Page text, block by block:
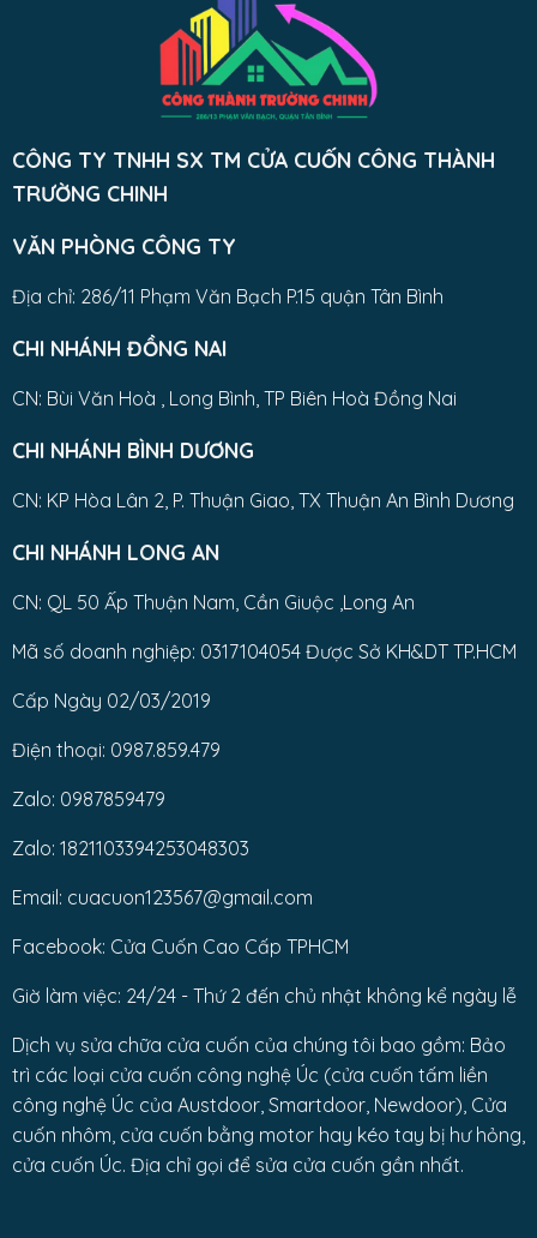
CÔNG TY TNHH SX TM CỬA CUỐN CÔNG THÀNH
TRƯỜNG CHINH
VĂN PHÒNG CÔNG TY
Địa chỉ: 286/11 Phạm Văn Bạch P.15 quận Tân Bình
CHI NHÁNH ĐỒNG NAI
CN: Bùi Văn Hoà , Long Bình, TP Biên Hoà Đồng Nai
CHI NHÁNH BÌNH DƯƠNG
CN: KP Hòa Lân 2, P. Thuận Giao, TX Thuận An Bình Dương
CHI NHÁNH LONG AN
CN: QL 50 Ấp Thuận Nam, Cần Giuộc ,Long An
Mã số doanh nghiệp: 0317104054 Được Sở KH&DT TP.HCM
Cấp Ngày 02/03/2019
Điện thoại: 0987.859.479
Zalo: 0987859479
Zalo: 1821103394253048303
Email: cuacuon123567@gmail.com
Facebook: Cửa Cuốn Cao Cấp TPHCM
Giờ làm việc: 24/24 - Thứ 2 đến chủ nhật không kể ngày lễ
Dịch vụ sửa chữa cửa cuốn của chúng tôi bao gồm: Bảo
trì các loại cửa cuốn công nghệ Úc (cửa cuốn tấm liền
công nghệ Úc của Austdoor, Smartdoor, Newdoor), Cửa
cuốn nhôm, cửa cuốn bằng motor hay kéo tay bị hư hỏng,
cửa cuốn Úc. Địa chỉ gọi để sửa cửa cuốn gần nhất.